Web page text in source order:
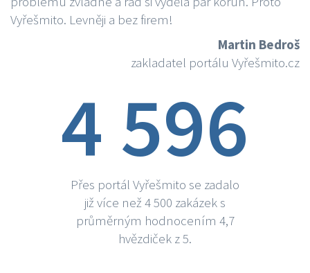
Vyřešmito. Levněji a bez firem!
Martin Bedroš
zakladatel portálu Vyřešmito.cz
4 596
Přes portál Vyřešmito se zadalo
již více než 4 500 zakázek s
průměrným hodnocením 4,7
hvězdiček z 5.